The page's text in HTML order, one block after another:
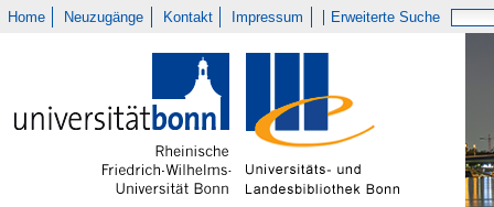
Home Neuzugänge Kontakt Impressum Erweiterte Suche